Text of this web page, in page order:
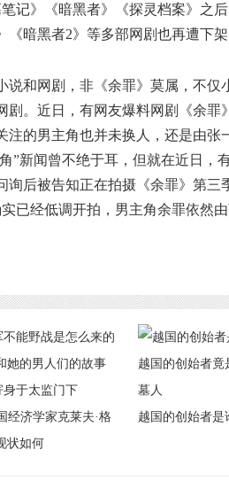
笔记》《暗黑者》《探灵档案》之
《暗黑者2》等多部网剧也再遭下架
说和网剧，非《余罪》莫属，不
剧。近日，有网友爆料网剧《余
注的男主角也并未换人，还是由张
”新闻曾不绝于耳，但就在近日
询后被告知正在拍摄《余罪》第
经低调开拍，男主角余罪依然由
能野战是怎么来的
她的男人们的故事
于太监门下
经济学家克莱夫·格
状如何
越国的创始者是